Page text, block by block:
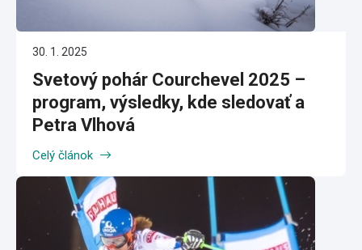
30. 1. 2025
Svetový pohár Courchevel 2025 –
program, výsledky, kde sledovať a
Petra Vlhová
Celý článok